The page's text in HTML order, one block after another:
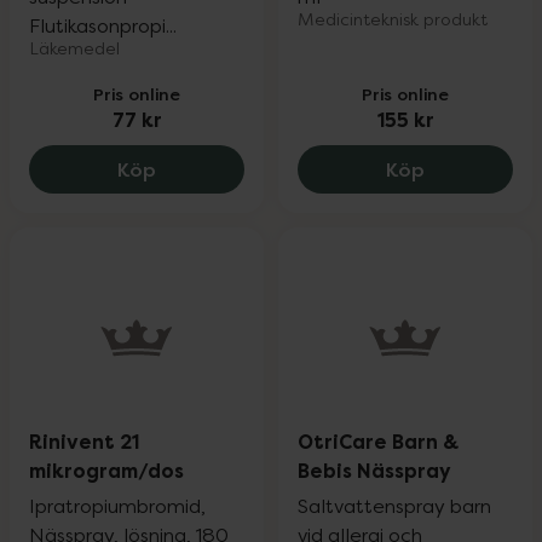
Flutikasonpropi...
Läkemedel
Pris online
77 kr
Köp Flutikason Teva 50 mikrogram/dos, 77
Medicinteknisk produkt
Pris online
155 kr
Köp Bentrio
Rinivent 21
mikrogram/dos
Ipratropiumbromid,
Nässpray, lösning, 180
OtriCare Barn &
Bebis Nässpray
Saltvattenspray barn
vid allergi och